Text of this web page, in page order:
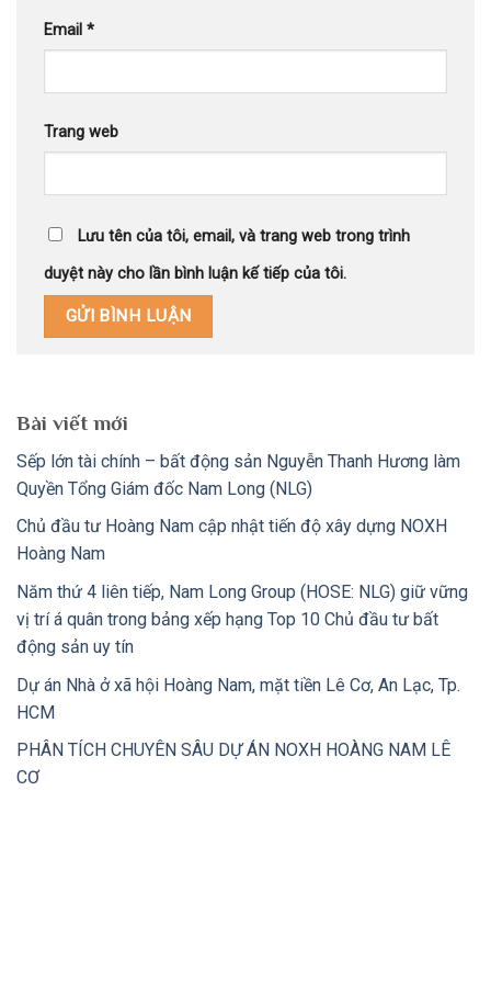
Email *
Trang web
Lưu tên của tôi, email, và trang web trong trình
duyệt này cho lần bình luận kế tiếp của tôi.
Bài viết mới
Sếp lớn tài chính – bất động sản Nguyễn Thanh Hương làm
Quyền Tổng Giám đốc Nam Long (NLG)
Chủ đầu tư Hoàng Nam cập nhật tiến độ xây dựng NOXH
Hoàng Nam
Năm thứ 4 liên tiếp, Nam Long Group (HOSE: NLG) giữ vững
vị trí á quân trong bảng xếp hạng Top 10 Chủ đầu tư bất
động sản uy tín
Dự án Nhà ở xã hội Hoàng Nam, mặt tiền Lê Cơ, An Lạc, Tp.
HCM
PHÂN TÍCH CHUYÊN SÂU DỰ ÁN NOXH HOÀNG NAM LÊ
CƠ